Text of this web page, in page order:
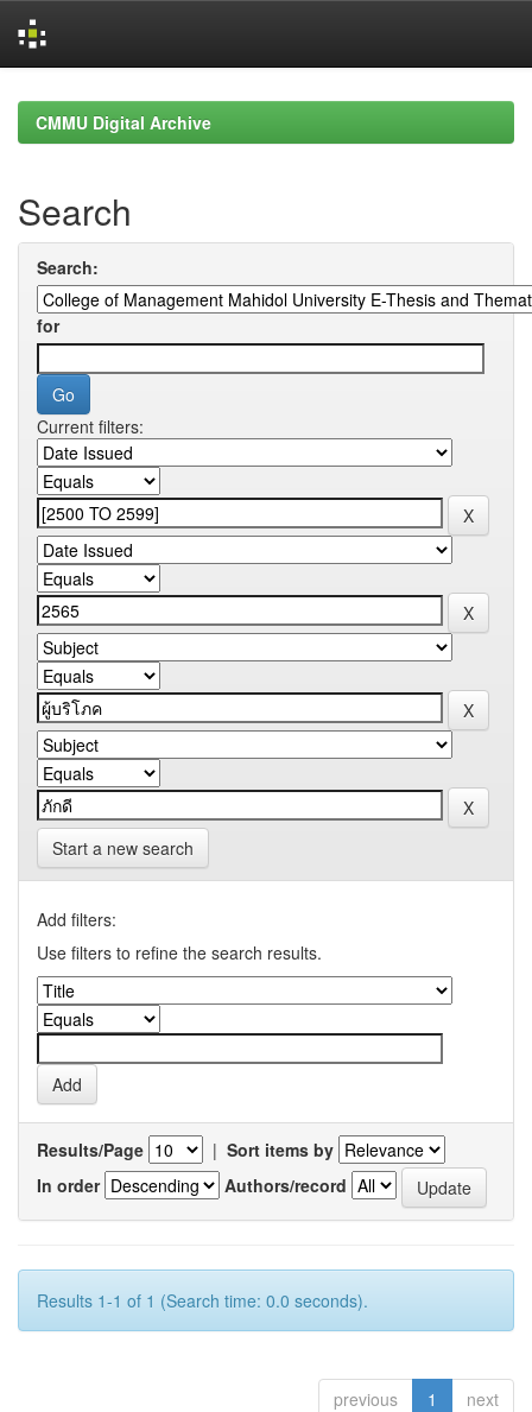
navigationCMMU Digital Archive
Search
Search:
for
Current filters:
Start a new search
Add filters:
Use filters to refine the search results.
Results/Page | Sort items by
In order
Authors/record
Results 1-1 of 1 (Search time: 0.0 seconds).
previous 1 next